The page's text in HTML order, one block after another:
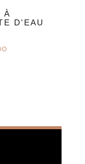
À
D'EAU